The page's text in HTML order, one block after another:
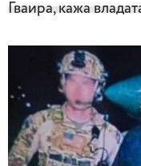
Гваира, кажа